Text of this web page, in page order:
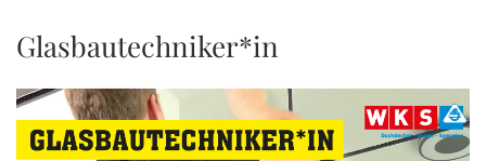
Glasbautechniker*in